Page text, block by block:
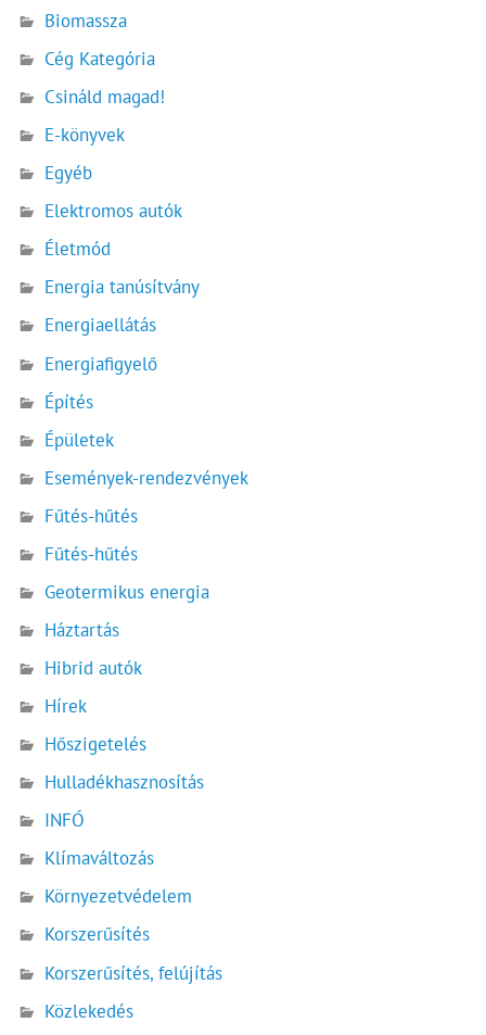
Biomassza
Cég Kategória
Csináld magad!
E-könyvek
Egyéb
Elektromos autók
Életmód
Energia tanúsítvány
Energiaellátás
Energiafigyelő
Építés
Épületek
Események-rendezvények
Fűtés-hűtés
Fűtés-hűtés
Geotermikus energia
Háztartás
Hibrid autók
Hírek
Hőszigetelés
Hulladékhasznosítás
INFÓ
Klímaváltozás
Környezetvédelem
Korszerűsítés
Korszerűsítés, felújítás
Közlekedés